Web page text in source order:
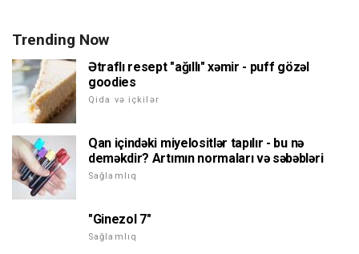
Trending Now
Ətraflı resept "ağıllı" xəmir - puff gözəl
goodies
Qida və içkilər
Qan içindəki miyelositlər tapılır - bu nə
deməkdir? Artımın normaları və səbəbləri
Sağlamlıq
"Ginezol 7"
Sağlamlıq